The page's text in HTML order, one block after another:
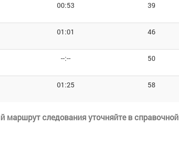
00:53 39
01:01 46
--:-- 50
01:25 58
следования уточняйте в справочной